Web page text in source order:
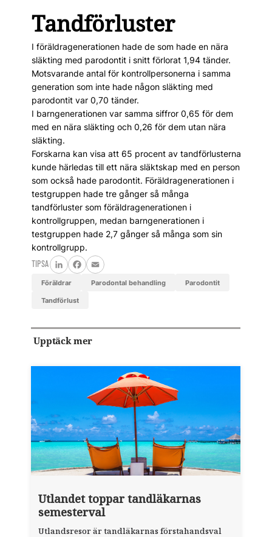
Tandförluster
I föräldragenerationen hade de som hade en nära
släkting med parodontit i snitt förlorat 1,94 tänder.
Motsvarande antal för kontrollpersonerna i samma
generation som inte hade någon släkting med
parodontit var 0,70 tänder.
I barngenerationen var samma siffror 0,65 för dem
med en nära släkting och 0,26 för dem utan nära
släkting.
Forskarna kan visa att 65 procent av tandförlusterna
kunde härledas till ett nära släktskap med en person
som också hade parodontit. Föräldragenerationen i
testgruppen hade tre gånger så många
tandförluster som föräldragenerationen i
kontrollgruppen, medan barngenerationen i
testgruppen hade 2,7 gånger så många som sin
kontrollgrupp.
TIPSA
LinkedInFacebook
Email
Föräldrar parodontal behandling parodontit
tandförlust
Upptäck mer
Utlandet toppar tandläkarnas
semesterval
Utlandsresor är tandläkarnas förstahandsval